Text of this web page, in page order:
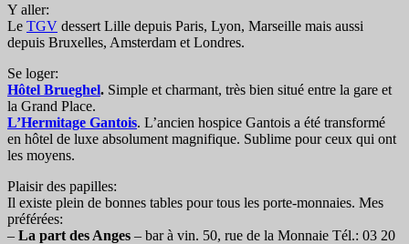
Y aller:
Le TGV dessert Lille depuis Paris, Lyon, Marseille mais aussi
depuis Bruxelles, Amsterdam et Londres.
Se loger:
Hôtel Brueghel. Simple et charmant, très bien situé entre la gare et
la Grand Place.
L’Hermitage Gantois. L’ancien hospice Gantois a été transformé
en hôtel de luxe absolument magnifique. Sublime pour ceux qui ont
les moyens.
Plaisir des papilles:
Il existe plein de bonnes tables pour tous les porte-monnaies. Mes
préférées:
– La part des Anges – bar à vin. 50, rue de la Monnaie Tél.: 03 20